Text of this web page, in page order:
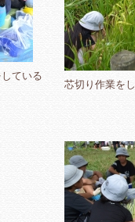
ている
芯切り作業を